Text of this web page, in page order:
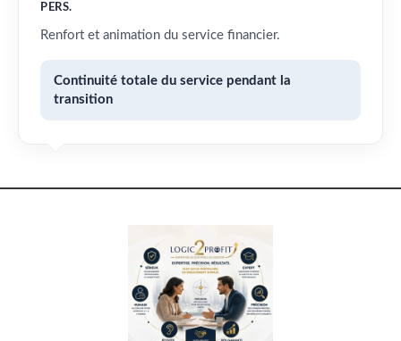
PERS.
Renfort et animation du service financier.
Continuité totale du service pendant la
transition